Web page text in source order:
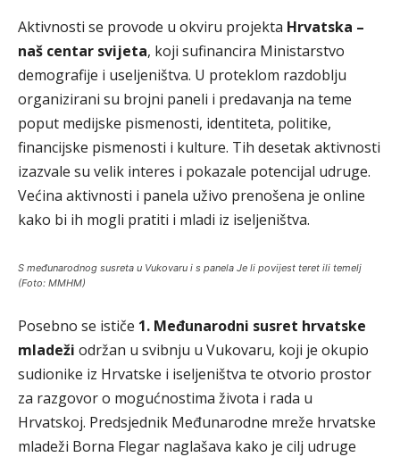
Aktivnosti se provode u okviru projekta Hrvatska –
naš centar svijeta, koji sufinancira Ministarstvo
demografije i useljeništva. U proteklom razdoblju
organizirani su brojni paneli i predavanja na teme
poput medijske pismenosti, identiteta, politike,
financijske pismenosti i kulture. Tih desetak aktivnosti
izazvale su velik interes i pokazale potencijal udruge.
Većina aktivnosti i panela uživo prenošena je online
kako bi ih mogli pratiti i mladi iz iseljeništva.
S međunarodnog susreta u Vukovaru i s panela Je li povijest teret ili temelj
(Foto: MMHM)
Posebno se ističe 1. Međunarodni susret hrvatske
mladeži održan u svibnju u Vukovaru, koji je okupio
sudionike iz Hrvatske i iseljeništva te otvorio prostor
za razgovor o mogućnostima života i rada u
Hrvatskoj. Predsjednik Međunarodne mreže hrvatske
mladeži Borna Flegar naglašava kako je cilj udruge